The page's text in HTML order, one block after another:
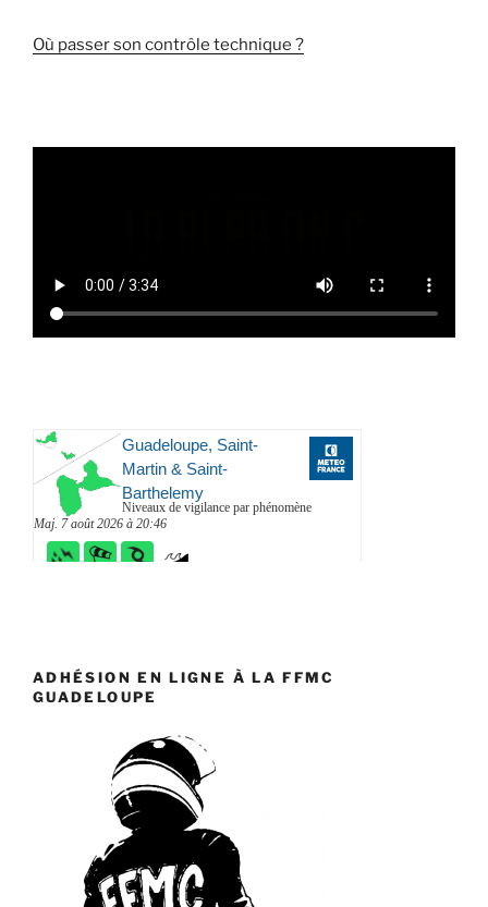
Où passer son contrôle technique ?
ADHÉSION EN LIGNE À LA FFMC
GUADELOUPE